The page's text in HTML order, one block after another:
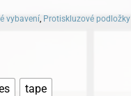
vybavení, Protiskluzové podložky
tape